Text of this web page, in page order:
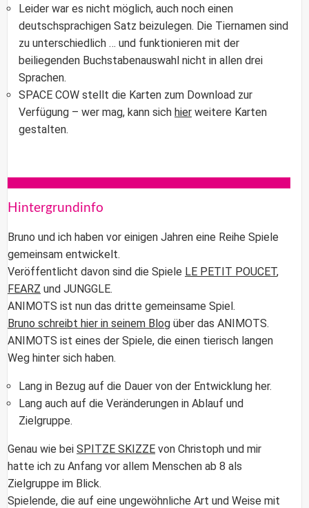
Leider war es nicht möglich, auch noch einen
deutschsprachigen Satz beizulegen. Die Tiernamen sind
zu unterschiedlich … und funktionieren mit der
beiliegenden Buchstabenauswahl nicht in allen drei
Sprachen.
SPACE COW stellt die Karten zum Download zur
Verfügung – wer mag, kann sich hier weitere Karten
gestalten.
Hintergrundinfo
Bruno und ich haben vor einigen Jahren eine Reihe Spiele
gemeinsam entwickelt.
Veröffentlicht davon sind die Spiele LE PETIT POUCET,
FEARZ und JUNGGLE.
ANIMOTS ist nun das dritte gemeinsame Spiel.
Bruno schreibt hier in seinem Blog über das ANIMOTS.
ANIMOTS ist eines der Spiele, die einen tierisch langen
Weg hinter sich haben.
Lang in Bezug auf die Dauer von der Entwicklung her.
Lang auch auf die Veränderungen in Ablauf und
Zielgruppe.
Genau wie bei SPITZE SKIZZE von Christoph und mir
hatte ich zu Anfang vor allem Menschen ab 8 als
Zielgruppe im Blick.
Spielende, die auf eine ungewöhnliche Art und Weise mit